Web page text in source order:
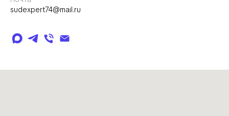
sudexpert74@mail.ru